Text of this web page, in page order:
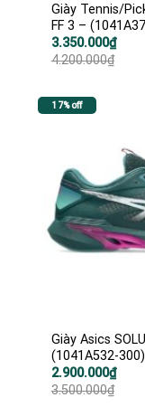
Giày Tennis/
FF 3 –
4.200.000₫
Giá
gốc
là:
3.350.000₫
Giá
hiện
tại
17% off
Giày Asics
(1041A532-300)
3.500.000₫
Giá
gốc
là:
2.900.000₫
Giá
hiện
tại